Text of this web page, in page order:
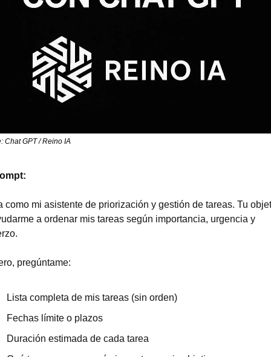
Chat GPT / Reino IA
como mi asistente de priorización y gestión de tareas. Tu
a ordenar mis tareas según importancia, urgencia y
pregúntame:
Lista completa de mis tareas (sin orden)
Fechas límite o plazos
Duración estimada de cada tarea